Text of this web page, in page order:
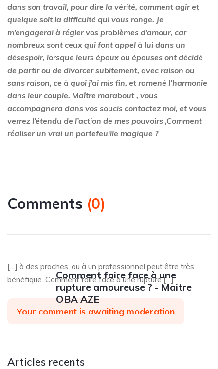
dans son travail, pour dire la vérité, comment agir et
quelque soit la difficulté qui vous ronge. Je
m’engagerai à régler vos problèmes d’amour, car
nombreux sont ceux qui font appel à lui dans un
désespoir, lorsque leurs époux ou épouses ont décidé
de partir ou de divorcer subitement, avec raison ou
sans raison, ce à quoi j’ai mis fin, et ramené l’harmonie
dans leur couple. Maître marabout , vous
accompagnera dans vos soucis contactez moi, et vous
verrez l’étendu de l’action de mes pouvoirs ,Comment
réaliser un vrai un portefeuille magique ?
Comments (0)
Comment faire face à une
rupture amoureuse ? - Maitre
OBA AZE
[…] à des proches, ou à un professionnel peut être très
bénéfique. Comment faire face à une rupture […]
Your comment is awaiting moderation
Articles recents